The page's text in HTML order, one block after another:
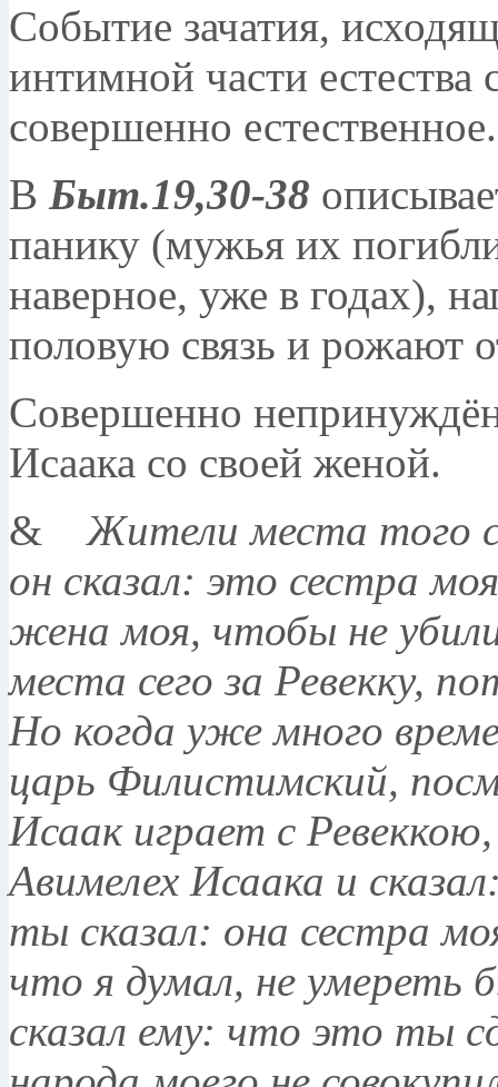
Событие зачатия,
интимной части естества
совершенно естественное.
В Быт.19,30-38
панику (мужья их
наверное, уже в годах),
половую связь и рожают
Совершенно
Исаака со своей женой.
& Жители места того
он сказал: это сестра
жена моя, чтобы не
места сего за Ревекку,
Но когда уже много
царь Филистимский,
Исаак играет с
Авимелех Исаака и
ты сказал: она сестра
что я думал, не умереть
сказал ему: что это ты